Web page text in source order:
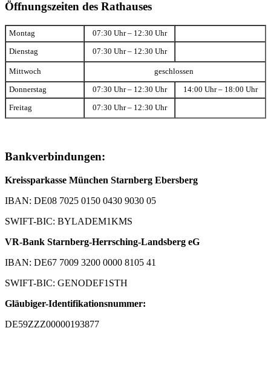
Öffnungszeiten des Rathauses
Montag 07:30 Uhr – 12:30 Uhr
Dienstag 07:30 Uhr – 12:30 Uhr
Mittwoch geschlossen
Donnerstag 07:30 Uhr – 12:30 Uhr 14:00 Uhr – 18:00 Uhr
Freitag 07:30 Uhr – 12:30 Uhr
Bankverbindungen:
Kreissparkasse München Starnberg Ebersberg
IBAN: DE08 7025 0150 0430 9030 05
SWIFT-BIC: BYLADEM1KMS
VR-Bank Starnberg-Herrsching-Landsberg eG
IBAN: DE67 7009 3200 0000 8105 41
SWIFT-BIC: GENODEF1STH
Gläubiger-Identifikationsnummer:
DE59ZZZ00000193877